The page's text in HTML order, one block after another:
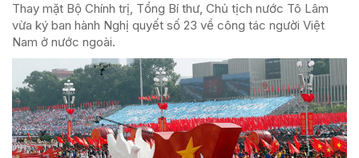
Thay mặt Bộ Chính trị, Tổng Bí thư, Chủ tịch nước Tô Lâm
vừa ký ban hành Nghị quyết số 23 về công tác người Việt
Nam ở nước ngoài.